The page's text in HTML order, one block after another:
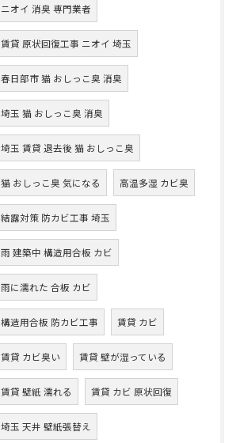
ニオイ 消臭 専門業者
賃貸 原状回復工事 ニオイ 埼玉
春日部市 猫 おしっこ臭 消臭
埼玉 猫 おしっこ臭 消臭
埼玉 賃貸 退去後 猫 おしっこ臭
猫 おしっこ臭 気になる 高温多湿 カビ臭
結露対策 防カビ工事 埼玉
雨 建築中 構造用合板 カビ
雨に濡れた 合板 カビ
構造用合板 防カビ工事 賃貸 カビ
賃貸 カビ臭い 賃貸 壁が湿っている
賃貸 壁紙 濡れる 賃貸 カビ 原状回復
埼玉 天井 壁紙張替え